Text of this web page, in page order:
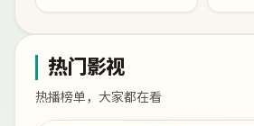
热门影视
热播榜单，大家都在看